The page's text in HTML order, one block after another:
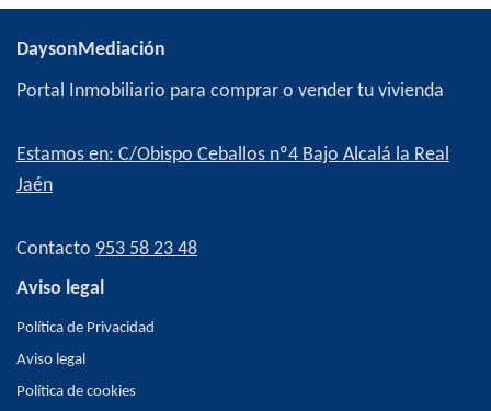
DaysonMediación
Portal Inmobiliario para comprar o vender tu vivienda
Estamos en: C/Obispo Ceballos nº4 Bajo Alcalá la Real
Jaén
Contacto 953 58 23 48
Aviso legal
Política de Privacidad
Aviso legal
Política de cookies